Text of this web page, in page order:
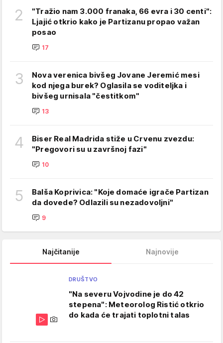
2
"Tražio nam 3.000 franaka, 66 evra i 30 centi":
Ljajić otkrio kako je Partizanu propao važan
posao
17
3
Nova verenica bivšeg Jovane Jeremić mesi
kod njega burek? Oglasila se voditeljka i
bivšeg urnisala "čestitkom"
13
4
Biser Real Madrida stiže u Crvenu zvezdu:
"Pregovori su u završnoj fazi"
10
5
Balša Koprivica: "Koje domaće igrače Partizan
da dovede? Odlazili su nezadovoljni"
9
Najčitanije Najnovije
DRUŠTVO
"Na severu Vojvodine je do 42
stepena": Meteorolog Ristić otkrio
do kada će trajati toplotni talas